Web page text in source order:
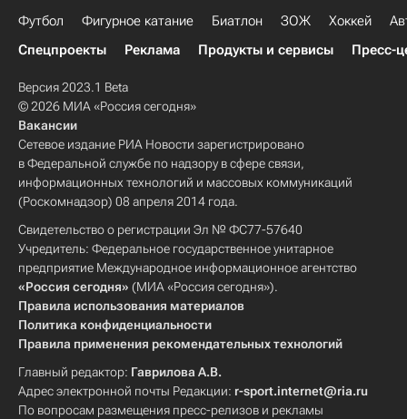
Футбол Фигурное катание Биатлон ЗОЖ Хоккей
Спецпроекты
Реклама Продукты и сервисы Пресс-
Версия 2023.1 Beta
© 2026 МИА «Россия сегодня»
Вакансии
Сетевое издание РИА Новости зарегистрировано
в Федеральной службе по надзору в сфере связи,
информационных технологий и массовых коммуникаций
(Роскомнадзор) 08 апреля 2014 года.
Свидетельство о регистрации Эл № ФС77-57640
Учредитель: Федеральное государственное унитарное
предприятие Международное информационное агентство
«Россия сегодня» (МИА «Россия сегодня»).
Правила использования материалов
Политика конфиденциальности
Правила применения рекомендательных технологий
Главный редактор: Гаврилова А.В.
Адрес электронной почты Редакции: r-sport.internet@ria.ru
По вопросам размещения пресс-релизов и рекламы